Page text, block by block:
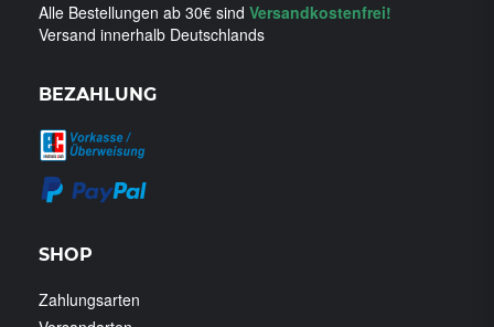
Alle Bestellungen ab 30€ sind Versandkostenfrei!
Versand innerhalb Deutschlands
BEZAHLUNG
SHOP
Zahlungsarten